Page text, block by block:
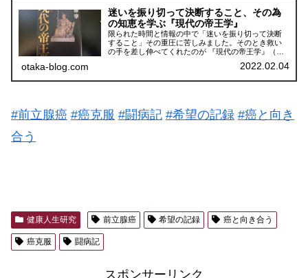
迷いを振り切って決断すること、その為
の知恵を学ぶ『現代の帝王学』
限られた時間と情報の中で「迷いを振り切って決断
すること」その重圧に苦しみました。そのとき救い
の手を差し伸べてくれたのが 『現代の帝王学』（伊
には、人の力を集結する必要があることを実感しま
otaka-blog.com 2022.02.04
#前立腺癌 #癌克服 #闘病記 #希望の記録 #癌と向き
合う
健康人生研究 前立腺癌 希望の記録 癌と向き合う
癌克服 闘病記
スポンサーリンク